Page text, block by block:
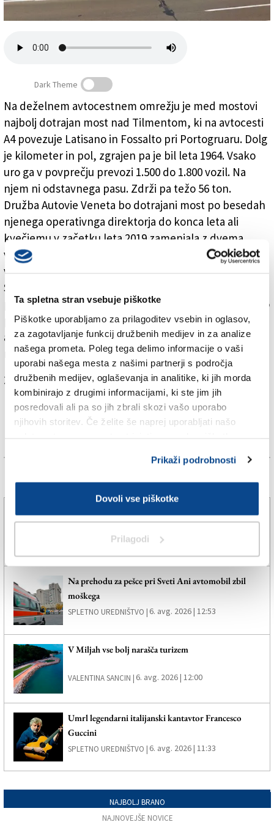
Ta spletna stran vsebuje piškotke
Piškotke uporabljamo za prilagoditev vsebin in oglasov,
za zagotavljanje funkcij družbenih medijev in za analize
našega prometa. Poleg tega delimo informacije o vaši
uporabi našega mesta z našimi partnerji s področja
družbenih medijev, oglaševanja in analitike, ki jih morda
kombinirajo z drugimi informacijami, ki ste jim jih
posredovali ali pa so jih zbrali skozi vašo uporabo
njihovih storitev. Če želite še naprej uporabljati našo
Prikaži podrobnosti
Dovoli vse piškotke
Prilagodi
Najbolj dotrajan je most nad Tilmentom
Dark Theme
Na deželnem avtocestnem omrežju je med mostovi
najbolj dotrajan most nad Tilmentom, ki na avtocesti
A4 povezuje Latisano in Fossalto pri Portogruaru. Dolg
je kilometer in pol, zgrajen pa je bil leta 1964. Vsako
uro ga v povprečju prevozi 1.500 do 1.800 vozil. Na
njem ni odstavnega pasu. Zdrži pa težo 56 ton.
Družba Autovie Veneta bo dotrajani most po besedah
njenega operativnga direktorja do konca leta ali
kvečjemu v začetku leta 2019 zamenjala z dvema
viaduktoma, ki ju bodo zgradili v sklopu tretjega
voznega pasu.
Sicer pa menijo, da tudi omenjeni most ne povzroča
pretiranih skrbi in zagotavljajo njegovo varnost, redno
pa ga opazujejo in vzdržujejo. Na deželnem
avtocestnem omrežju je skupno 338 mostov,
nadvozov, podvozov in viaduktov.
Za branje in pisanje komentarjevje potrebna prijava
Več novic
Trebensko igrišče bo ostalo v domačih rokah
SPLETNO UREDNIŠTVO | 6. avg. 2026 | 12:20
Na prehodu za pešce pri Sveti Ani avtomobil zbil
moškega
SPLETNO UREDNIŠTVO |6. avg. 2026 | 12:53
V Miljah vse bolj narašča turizem
VALENTINA SANCIN | 6. avg. 2026 | 12:00
Umrl legendarni italijanski kantavtor Francesco
Guccini
SPLETNO UREDNIŠTVO | 6. avg. 2026 | 11:33
NAJBOLJ BRANO
NAJNOVEJŠE NOVICE